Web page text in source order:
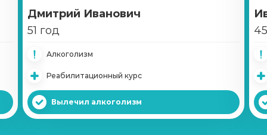
Дмитрий Иванович
51 год
Алкоголизм
Реабилитационный курс
Вылечил алкоголизм